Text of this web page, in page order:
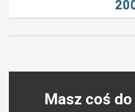
Masz coś